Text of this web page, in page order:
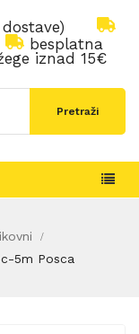
dostave)
besplatna
iznad 15€
Pretraži
5m Posca